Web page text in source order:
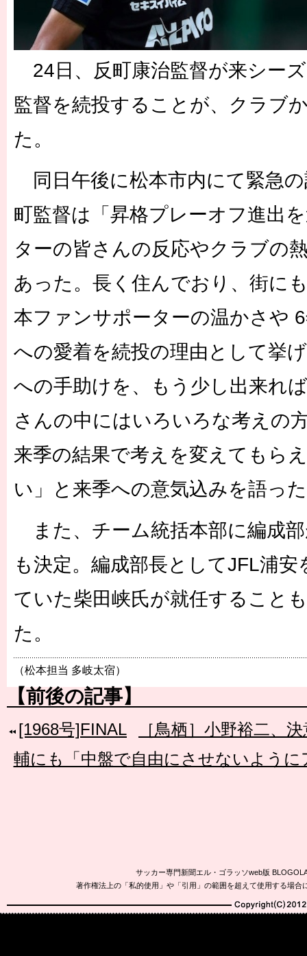
24日、反町康治監督が来シー
監督を続投することが、クラブ
た。
同日午後に松本市内にて緊急
町監督は「昇格プレーオフ進出
ターの皆さんの反応やクラブの
あった。長く住んでおり、街に
本ファンサポーターの温かさや
への愛着を続投の理由として挙
への手助けを、もう少し出来れ
さんの中にはいろいろな考えの
来季の結果で考えを変えてもら
い」と来季への意気込みを語っ
また、チーム統括本部に編成
も決定。編成部長としてJFL浦
ていた柴田峡氏が就任すること
た。
（松本担当 多岐太宿）
【前後の記事】
[1968号]FINAL
［鳥栖］小野裕二、
輔にも「中盤で自由にさせないよう
サッカー専門新聞エル・ゴラッソweb版
著作権法上の「私的使用」や「引用」の範囲を超えて使用する場
Copyright(C)2010-